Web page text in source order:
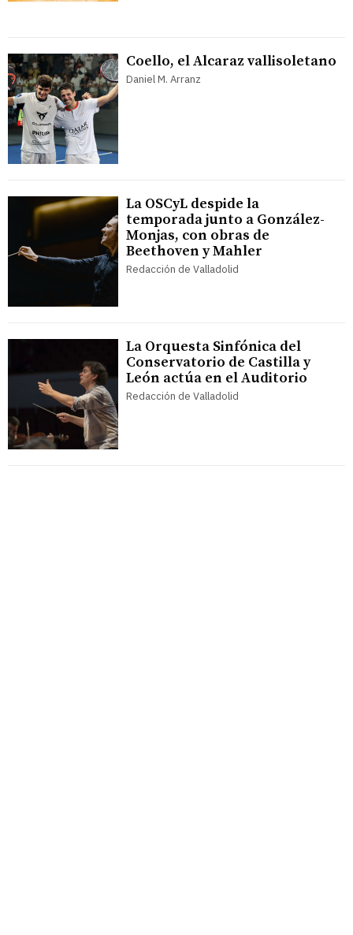
Coello, el Alcaraz vallisoletano
Daniel M. Arranz
La OSCyL despide la
temporada junto a González-
Monjas, con obras de
Beethoven y Mahler
Redacción de Valladolid
La Orquesta Sinfónica del
Conservatorio de Castilla y
León actúa en el Auditorio
Redacción de Valladolid